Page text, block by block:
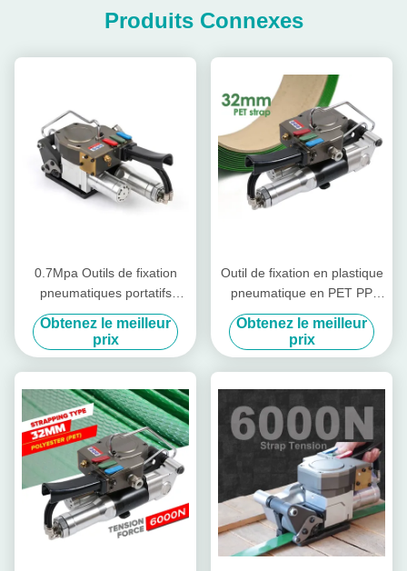
Produits Connexes
0.7Mpa Outils de fixation
pneumatiques portatifs
Machines d'emballage à
main en matière plastique
Obtenez le meilleur
prix
Outil de fixation en plastique
pneumatique en PET PP
outil de fixation en soudage
chaud
Obtenez le meilleur
prix